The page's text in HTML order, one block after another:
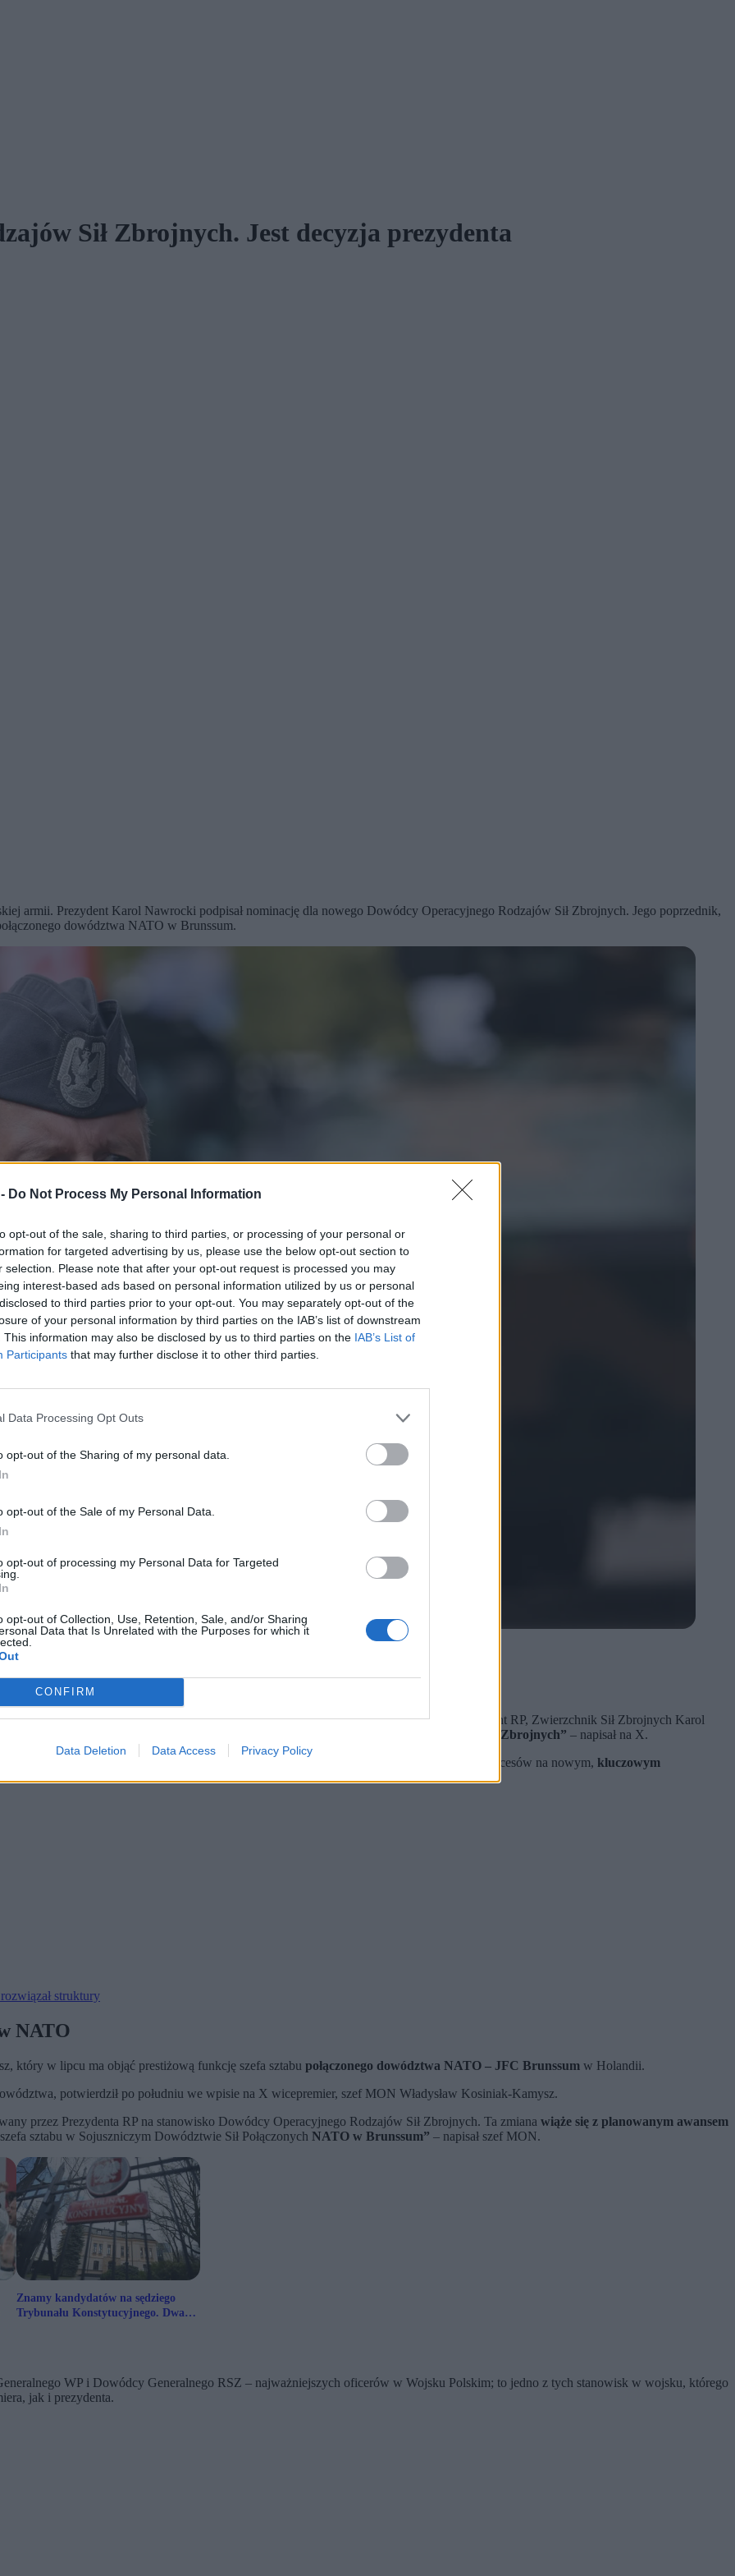
Do Not Process My Personal Information
opt-out of the sale, sharing to third parties, or processing of your personal or
for targeted advertising by us, please use the below opt-out section to
selection. Please note that after your opt-out request is processed you may
interest-based ads based on personal information utilized by us or personal
to third parties prior to your opt-out. You may separately opt-out of the
of your personal information by third parties on the IAB’s list of downstream
This information may also be disclosed by us to third parties on the IAB’s List of
Participants that may further disclose it to other third parties.
Data Processing Opt Outs
opt-out of the Sharing of my personal data.
opt-out of the Sale of my Personal Data.
opt-out of processing my Personal Data for Targeted
opt-out of Collection, Use, Retention, Sale, and/or Sharing
Data that Is Unrelated with the Purposes for which it
CONFIRM
Data Deletion Data Access Privacy Policy
Sił Zbrojnych. Jest decyzja prezydenta
armii. Prezydent Karol Nawrocki podpisał nominację dla nowego Dowódcy Operacyjnego Rodzajów Sił Zbrojnych. Jego poprzednik,
dowództwa NATO w Brunssum.
(fot. Albert Zawada / PAP)
Rodzajów Sił Zbrojnych.
jeden z najbardziej doświadczonych oficerów polskiego lotnictwa wojskowego.
funkcję w NATO.
w poniedziałek o nominacji na jednym z kluczowych stanowisk w polskiej armii. „Prezydent RP, Zwierzchnik Sił Zbrojnych Karol
r. gen. dyw. pil. Ireneusza Nowaka na stanowisko
Dowódcy Operacyjnego Rodzajów Sił Zbrojnych” – napisał na X.
Prezydenta RP aktu mianowania nowemu Dowódcy. Gratuluję Panu Generałowi i życzę sukcesów na nowym, kluczowym
struktury
NATO
który w lipcu ma objąć prestiżową funkcję szefa sztabu połączonego dowództwa NATO – JFC Brunssum w Holandii.
potwierdził po południu we wpisie na X wicepremier, szef MON Władysław Kosiniak-Kamysz.
przez Prezydenta RP na stanowisko Dowódcy Operacyjnego Rodzajów Sił Zbrojnych. Ta zmiana wiąże się z planowanym awansem
sztabu w Sojuszniczym Dowództwie Sił Połączonych NATO w Brunssum” – napisał szef MON.
Znamy kandydatów na sędziego
Trybunału Konstytucyjnego. Dwa
WP i Dowódcy Generalnego RSZ – najważniejszych oficerów w Wojsku Polskim; to jedno z tych stanowisk w wojsku, którego
jak i prezydenta.